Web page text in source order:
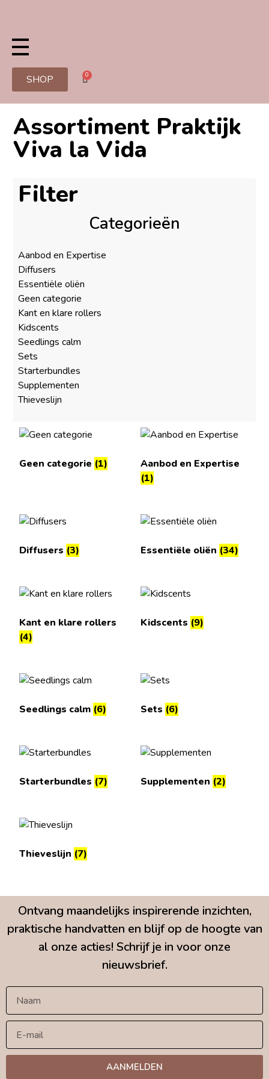
SHOP 0
Assortiment Praktijk
Viva la Vida
Filter
Categorieën
Aanbod en Expertise
Diffusers
Essentiële oliën
Geen categorie
Kant en klare rollers
Kidscents
Seedlings calm
Sets
Starterbundles
Supplementen
Thieveslijn
Geen categorie (1)
Aanbod en Expertise
(1)
Diffusers (3) Essentiële oliën (34)
Kant en klare rollers
(4)
Kidscents (9)
Seedlings calm (6) Sets (6)
Starterbundles (7) Supplementen (2)
Thieveslijn (7)
Ontvang maandelijks inspirerende inzichten,
praktische handvatten en blijf op de hoogte van
al onze acties! Schrijf je in voor onze
nieuwsbrief.
AANMELDEN